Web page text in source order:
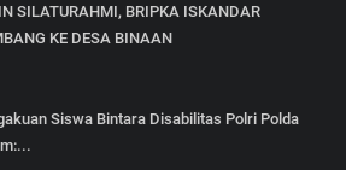
SILATURAHMI, BRIPKA ISKANDAR
KE DESA BINAAN
Siswa Bintara Disabilitas Polri Polda